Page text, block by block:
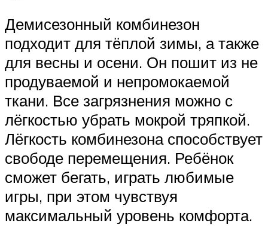
Демисезонный комбинезон
подходит для тёплой зимы, а также
для весны и осени. Он пошит из не
продуваемой и непромокаемой
ткани. Все загрязнения можно с
лёгкостью убрать мокрой тряпкой.
Лёгкость комбинезона способствует
свободе перемещения. Ребёнок
сможет бегать, играть любимые
игры, при этом чувствуя
максимальный уровень комфорта.